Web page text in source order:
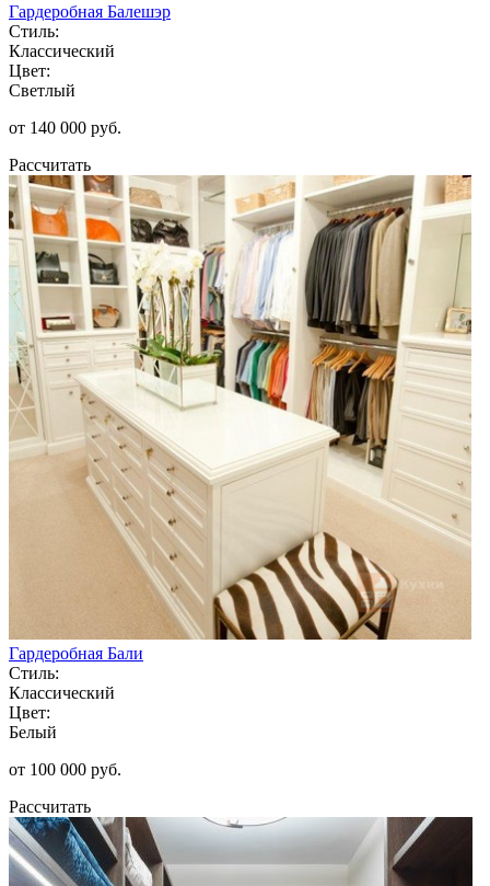
Гардеробная Балешэр
Стиль:
Классический
Цвет:
Светлый
от 140 000 руб.
Рассчитать
Гардеробная Бали
Стиль:
Классический
Цвет:
Белый
от 100 000 руб.
Рассчитать